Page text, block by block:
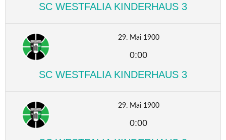
SC WESTFALIA KINDERHAUS 3
29. Mai 1900
0:00
SC WESTFALIA KINDERHAUS 3
29. Mai 1900
0:00